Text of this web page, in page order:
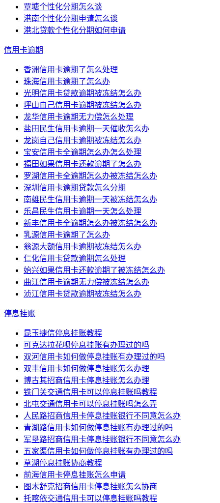
覃塘个性化分期怎么谈
港南个性化分期申请怎么谈
港北贷款个性化分期如何申请
信用卡逾期
香洲信用卡逾期了怎么处理
珠海信用卡逾期了怎么办
光明信用卡贷款逾期被冻结怎么办
坪山自己信用卡逾期被冻结怎么办
龙华信用卡逾期无力偿怎么处理
盐田民生信用卡逾期一天催收怎么办
龙岗自己信用卡逾期被冻结怎么办
宝安信用卡全逾期怎么办怎么处理
福田如果信用卡还款逾期了怎么办
罗湖信用卡全逾期怎么办被冻结怎么办
深圳信用卡逾期贷款怎么分期
南雄民生信用卡逾期一天被冻结怎么办
乐昌民生信用卡逾期一天怎么处理
新丰信用卡全逾期怎么办被冻结怎么办
乳源信用卡逾期了怎么办
翁源大额信用卡逾期被冻结怎么办
仁化信用卡贷款逾期怎么处理
始兴如果信用卡还款逾期了被冻结怎么办
曲江信用卡逾期无力偿被冻结怎么办
浈江信用卡贷款逾期被冻结怎么办
停息挂账
昆玉捷信停息挂账教程
可克达拉花呗停息挂账有办理过的吗
双河信用卡如何做停息挂账有办理过的吗
双丰信用卡如何做停息挂账怎么办理
博古其招商信用卡停息挂账怎么办理
铁门关交通信用卡可以停息挂账吗教程
北屯交通信用卡可以停息挂账吗怎么弄
人民路招商信用卡停息挂账银行不同意怎么办
青湖路信用卡如何做停息挂账有办理过的吗
军垦路招商信用卡停息挂账银行不同意怎么办
五家渠信用卡如何做停息挂账有办理过的吗
草湖停息挂账协商教程
前海信用卡停息挂账怎么申请
图木舒克招商信用卡停息挂账怎么协商
托喀依交通信用卡可以停息挂账吗教程